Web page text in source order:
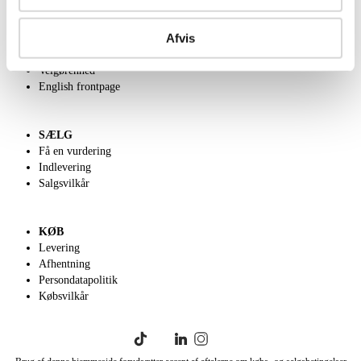
Afvis
OM OS
Kontakt os
Velgørenhed
English frontpage
SÆLG
Få en vurdering
Indlevering
Salgsvilkår
KØB
Levering
Afhentning
Persondatapolitik
Købsvilkår